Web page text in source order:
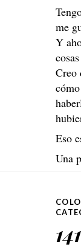
me
Y
Creo
Eso
Una